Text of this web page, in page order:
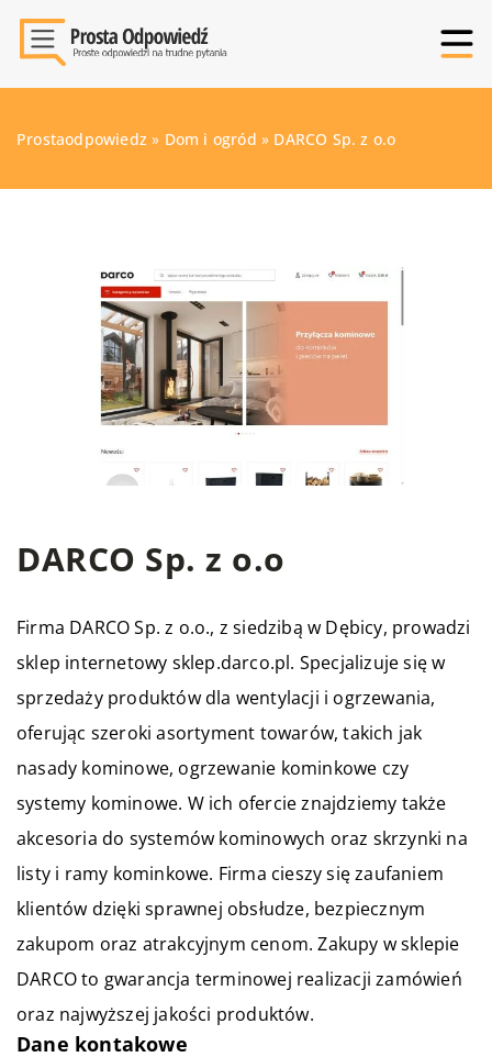
Prostaodpowiedz » Dom i ogród » DARCO Sp. z o.o
DARCO Sp. z o.o
Firma DARCOSp. z o.o., z siedzibą w Dębicy, prowadzi
sklep internetowy sklep.darco.pl. Specjalizuje się w
sprzedaży produktów dla wentylacji i ogrzewania,
oferując szeroki asortyment towarów, takich jak
nasady kominowe, ogrzewanie kominkowe czy
systemy kominowe. W ich ofercie znajdziemy także
akcesoria do systemów kominowych oraz skrzynki na
listy i ramy kominkowe. Firma cieszy się zaufaniem
klientów dzięki sprawnej obsłudze, bezpiecznym
zakupom oraz atrakcyjnym cenom. Zakupy w sklepie
DARCO to gwarancja terminowej realizacji zamówień
oraz najwyższej jakości produktów.
Dane kontakowe